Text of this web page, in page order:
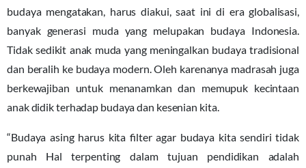
budaya mengatakan, harus diakui, saat ini di era globalisasi,
banyak generasi muda yang melupakan budaya Indonesia.
Tidak sedikit anak muda yang meningalkan budaya tradisional
dan beralih ke budaya modern. Oleh karenanya madrasah juga
berkewajiban untuk menanamkan dan memupuk kecintaan
anak didik terhadap budaya dan kesenian kita.
“Budaya asing harus kita filter agar budaya kita sendiri tidak
punah Hal terpenting dalam tujuan pendidikan adalah